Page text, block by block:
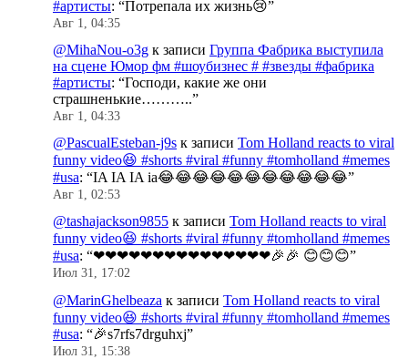
#артисты: “Потрепала их жизнь😢”
Авг 1, 04:35
@MihaNou-o3g к записи Группа Фабрика выступила
на сцене Юмор фм #шоубизнес # #звезды #фабрика
#артисты: “Господи, какие же они
страшненькие………..”
Авг 1, 04:33
@PascualEsteban-j9s к записи Tom Holland reacts to viral
funny video😆 #shorts #viral #funny #tomholland #memes
#usa: “IA IA IA ia😂😂😂😂😂😂😂😂😂😂😂”
Авг 1, 02:53
@tashajackson9855 к записи Tom Holland reacts to viral
funny video😆 #shorts #viral #funny #tomholland #memes
#usa: “❤❤❤❤❤❤❤❤❤❤❤❤❤❤❤🎉🎉 😊😊😊”
Июл 31, 17:02
@MarinGhelbeaza к записи Tom Holland reacts to viral
funny video😆 #shorts #viral #funny #tomholland #memes
#usa: “🎉s7rfs7drguhxj”
Июл 31, 15:38